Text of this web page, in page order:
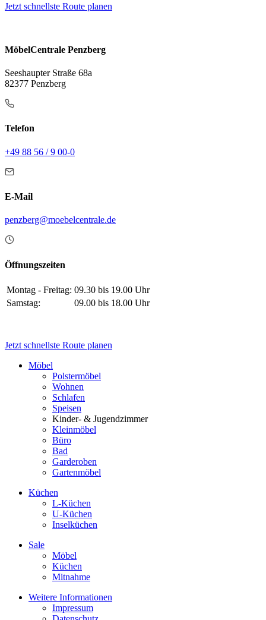
Jetzt schnellste Route planen
MöbelCentrale Penzberg
Seeshaupter Straße 68a
82377 Penzberg
Telefon
+49 88 56 / 9 00-0
E-Mail
penzberg@moebelcentrale.de
Öffnungszeiten
Montag - Freitag: 09.30 bis 19.00 Uhr
Samstag:
09.00 bis 18.00 Uhr
Jetzt schnellste Route planen
Möbel
Polstermöbel
Wohnen
Schlafen
Speisen
Kinder- & Jugendzimmer
Kleinmöbel
Büro
Bad
Garderoben
Gartenmöbel
Küchen
L-Küchen
U-Küchen
Inselküchen
Sale
Möbel
Küchen
Mitnahme
Weitere Informationen
Impressum